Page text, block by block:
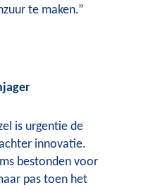
te maken.”
is urgentie de
innovatie.
bestonden voor
pas toen het